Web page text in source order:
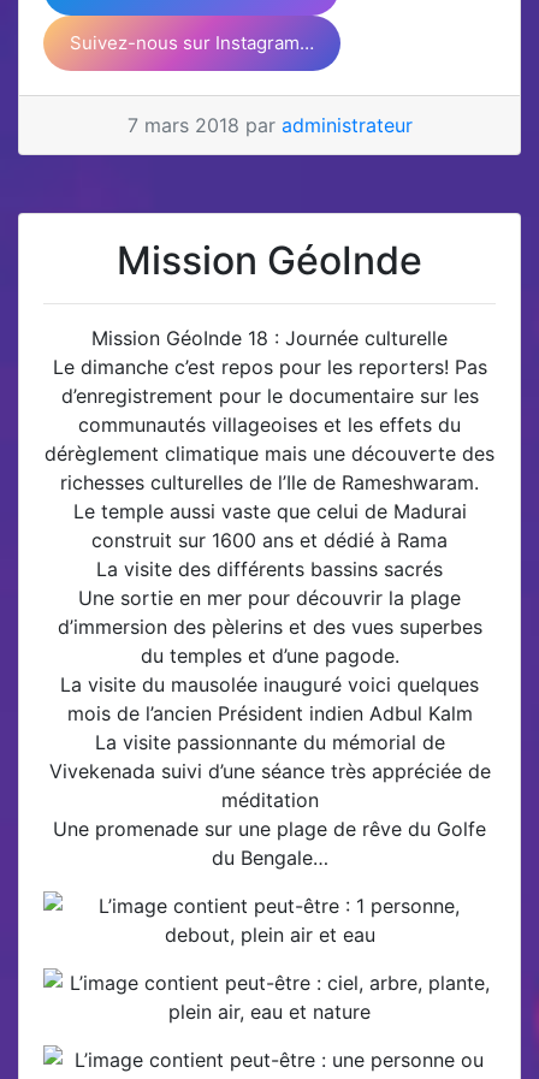
Suivez-nous sur Instagram…
7 mars 2018 par administrateur
Mission GéoInde
Mission GéoInde 18 : Journée culturelle
Le dimanche c’est repos pour les reporters! Pas
d’enregistrement pour le documentaire sur les
communautés villageoises et les effets du
dérèglement climatique mais une découverte des
richesses culturelles de l’Ile de Rameshwaram.
Le temple aussi vaste que celui de Madurai
construit sur 1600 ans et dédié à Rama
La visite des différents bassins sacrés
Une sortie en mer pour découvrir la plage
d’immersion des pèlerins et des vues superbes
du temples et d’une pagode.
La visite du mausolée inauguré voici quelques
mois de l’ancien Président indien Adbul Kalm
La visite passionnante du mémorial de
Vivekenada suivi d’une séance très appréciée de
méditation
Une promenade sur une plage de rêve du Golfe
du Bengale…